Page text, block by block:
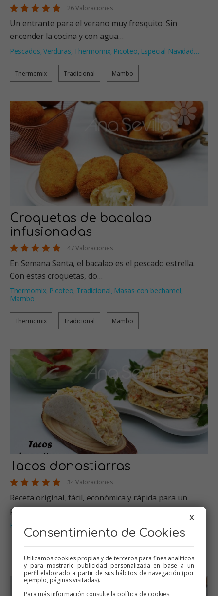
26 Valoraciones
Un entrante para el verano muy fresquito. Sin
encender la cocina y con agua…
Pescados, Verduras, Thermomix, Picoteo, Especial Navidad…
Thermomix Tradicional Mambo
Croquetas de bacalao
infusionadas
47 Valoraciones
En Semana Santa, el bacalao es el pescado estrella.
Con estas croquetas, do…
Thermomix, Picoteo, Tradicional, Masas con bechamel,
Mambo
Thermomix Tradicional Mambo
Tacos donostiarras
34 Valoraciones
Receta original, fácil, económica y rápida para un
picoteo. Muy fresca para…
Pescados
Thermomix Tradicional Mambo
X
Consentimiento de Cookies
Utilizamos cookies propias y de terceros para fines analíticos
y para mostrarle publicidad personalizada en base a un
perfil elaborado a partir de sus hábitos de navegación (por
ejemplo, páginas visitadas).
Para más información consulte la política de cookies.